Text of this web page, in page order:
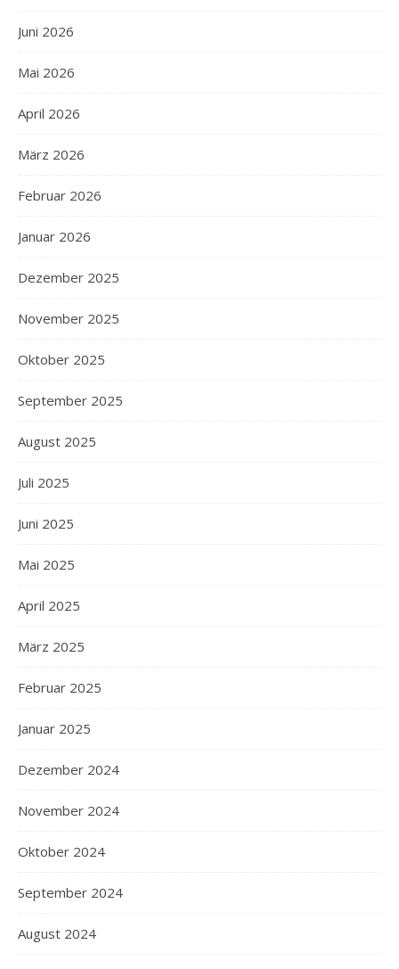
Juni 2026
Mai 2026
April 2026
März 2026
Februar 2026
Januar 2026
Dezember 2025
November 2025
Oktober 2025
September 2025
August 2025
Juli 2025
Juni 2025
Mai 2025
April 2025
März 2025
Februar 2025
Januar 2025
Dezember 2024
November 2024
Oktober 2024
September 2024
August 2024